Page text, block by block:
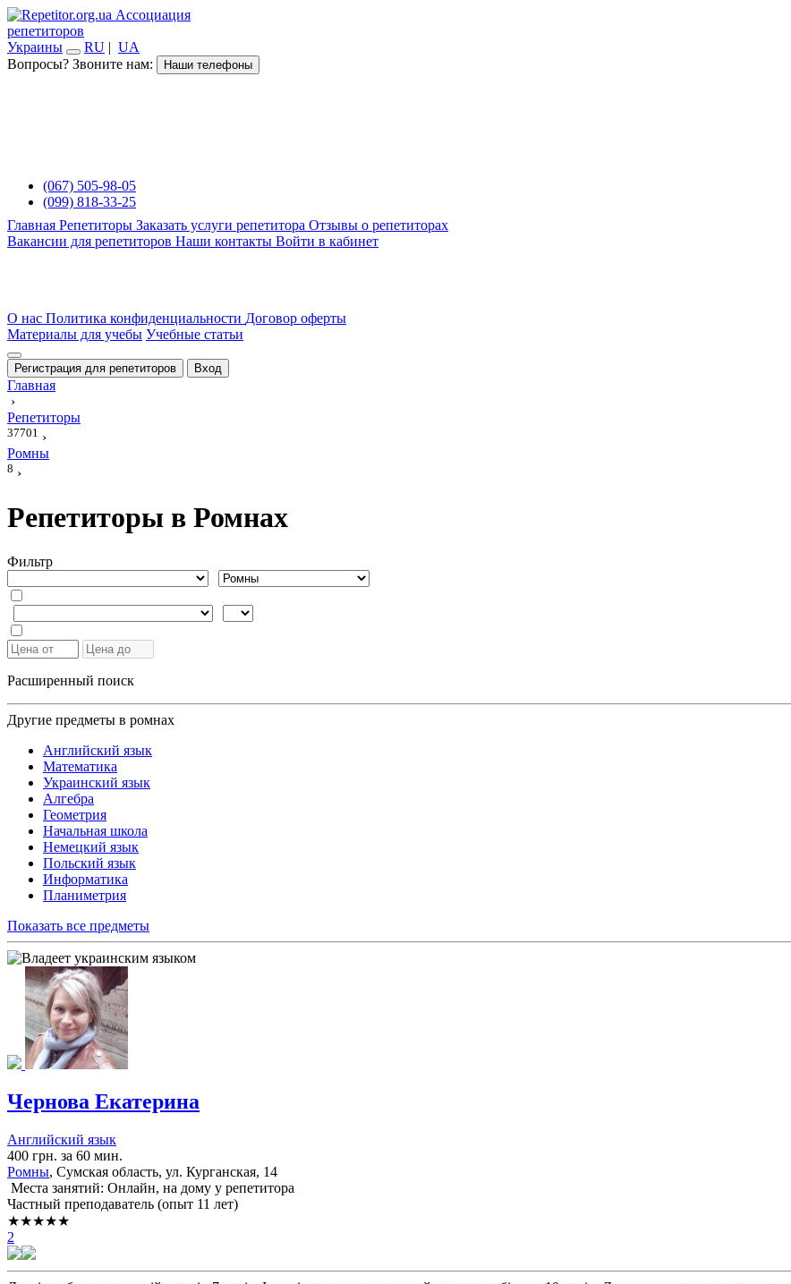
Ассоциация
репетиторов
Украины
RU | UA
Вопросы? Звоните нам:
Наши телефоны
(067) 505-98-05
(099) 818-33-25
Главная Репетиторы Заказать услуги репетитора Отзывы о репетиторах
Вакансии для репетиторов Наши контакты Войти в кабинет
О нас Политика конфиденциальности Договор оферты
Материалы для учебы Учебные статьи
Регистрация для репетиторов Вход
Главная
›
Репетиторы
37701 ›
Ромны
8 ›
Репетиторы в Ромнах
Фильтр
Расширенный поиск
Другие предметы в ромнах
Английский язык
Математика
Украинский язык
Алгебра
Геометрия
Начальная школа
Немецкий язык
Польский язык
Информатика
Планиметрия
Показать все предметы
Чернова Екатерина
Английский язык
400 грн. за 60 мин.
Ромны, Сумская область, ул. Курганская, 14
Места занятий: Онлайн, на дому у репетитора
Частный преподаватель (опыт 11 лет)
★★★★★
2